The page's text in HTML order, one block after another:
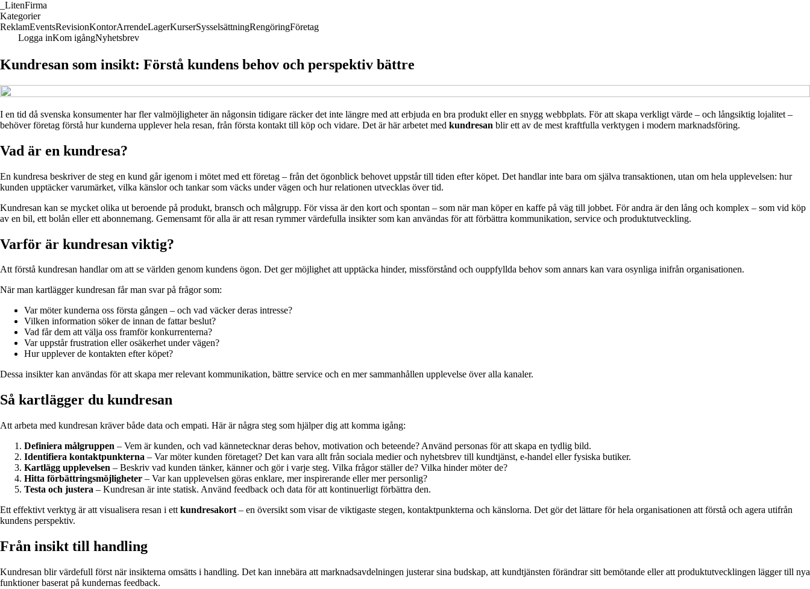
LitenFirma
Kategorier
ReklamEventsRevisionKontorArrendeLagerKurserSysselsättningRengöringFöretag
Logga inKom igångNyhetsbrev
Kundresan som insikt: Förstå kundens behov och perspektiv bättre
I en tid då svenska konsumenter har fler valmöjligheter än någonsin tidigare räcker det inte längre med att erbjuda en bra produkt eller en snygg webbplats. För att skapa verkligt värde – och långsiktig lojalitet –
behöver företag förstå hur kunderna upplever hela resan, från första kontakt till köp och vidare. Det är här arbetet med kundresan blir ett av de mest kraftfulla verktygen i modern marknadsföring.
Vad är en kundresa?
En kundresa beskriver de steg en kund går igenom i mötet med ett företag – från det ögonblick behovet uppstår till tiden efter köpet. Det handlar inte bara om själva transaktionen, utan om hela upplevelsen: hur
kunden upptäcker varumärket, vilka känslor och tankar som väcks under vägen och hur relationen utvecklas över tid.
Kundresan kan se mycket olika ut beroende på produkt, bransch och målgrupp. För vissa är den kort och spontan – som när man köper en kaffe på väg till jobbet. För andra är den lång och komplex – som vid köp
av en bil, ett bolån eller ett abonnemang. Gemensamt för alla är att resan rymmer värdefulla insikter som kan användas för att förbättra kommunikation, service och produktutveckling.
Varför är kundresan viktig?
Att förstå kundresan handlar om att se världen genom kundens ögon. Det ger möjlighet att upptäcka hinder, missförstånd och ouppfyllda behov som annars kan vara osynliga inifrån organisationen.
När man kartlägger kundresan får man svar på frågor som:
Var möter kunderna oss första gången – och vad väcker deras intresse?
Vilken information söker de innan de fattar beslut?
Vad får dem att välja oss framför konkurrenterna?
Var uppstår frustration eller osäkerhet under vägen?
Hur upplever de kontakten efter köpet?
Dessa insikter kan användas för att skapa mer relevant kommunikation, bättre service och en mer sammanhållen upplevelse över alla kanaler.
Så kartlägger du kundresan
Att arbeta med kundresan kräver både data och empati. Här är några steg som hjälper dig att komma igång:
Definiera målgruppen – Vem är kunden, och vad kännetecknar deras behov, motivation och beteende? Använd personas för att skapa en tydlig bild.
Identifiera kontaktpunkterna – Var möter kunden företaget? Det kan vara allt från sociala medier och nyhetsbrev till kundtjänst, e-handel eller fysiska butiker.
Kartlägg upplevelsen – Beskriv vad kunden tänker, känner och gör i varje steg. Vilka frågor ställer de? Vilka hinder möter de?
Hitta förbättringsmöjligheter – Var kan upplevelsen göras enklare, mer inspirerande eller mer personlig?
Testa och justera – Kundresan är inte statisk. Använd feedback och data för att kontinuerligt förbättra den.
Ett effektivt verktyg är att visualisera resan i ett kundresakort – en översikt som visar de viktigaste stegen, kontaktpunkterna och känslorna. Det gör det lättare för hela organisationen att förstå och agera utifrån
kundens perspektiv.
Från insikt till handling
Kundresan blir värdefull först när insikterna omsätts i handling. Det kan innebära att marknadsavdelningen justerar sina budskap, att kundtjänsten förändrar sitt bemötande eller att produktutvecklingen lägger till nya
funktioner baserat på kundernas feedback.